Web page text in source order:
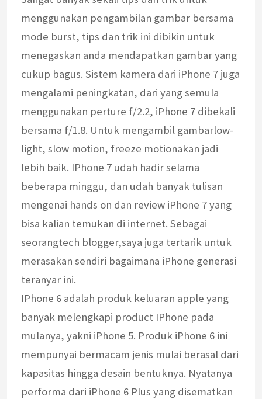
menggunakan pengambilan gambar bersama
mode burst, tips dan trik ini dibikin untuk
menegaskan anda mendapatkan gambar yang
cukup bagus. Sistem kamera dari iPhone 7 juga
mengalami peningkatan, dari yang semula
menggunakan perture f/2.2, iPhone 7 dibekali
bersama f/1.8. Untuk mengambil gambarlow-
light, slow motion, freeze motionakan jadi
lebih baik. IPhone 7 udah hadir selama
beberapa minggu, dan udah banyak tulisan
mengenai hands on dan review iPhone 7 yang
bisa kalian temukan di internet. Sebagai
seorangtech blogger,saya juga tertarik untuk
merasakan sendiri bagaimana iPhone generasi
teranyar ini.
IPhone 6 adalah produk keluaran apple yang
banyak melengkapi product IPhone pada
mulanya, yakni iPhone 5. Produk iPhone 6 ini
mempunyai bermacam jenis mulai berasal dari
kapasitas hingga desain bentuknya. Nyatanya
performa dari iPhone 6 Plus yang disematkan